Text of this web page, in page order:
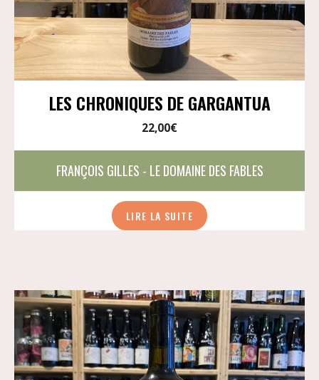
LES CHRONIQUES DE GARGANTUA
22,00€
FRANÇOIS GILLES - LE DOMAINE DES FABLES
LIRE LA SUITE